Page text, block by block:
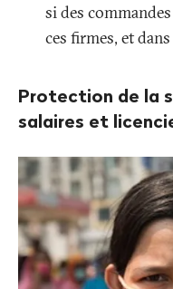
si des
ces firmes, et
Protection de la
salaires et